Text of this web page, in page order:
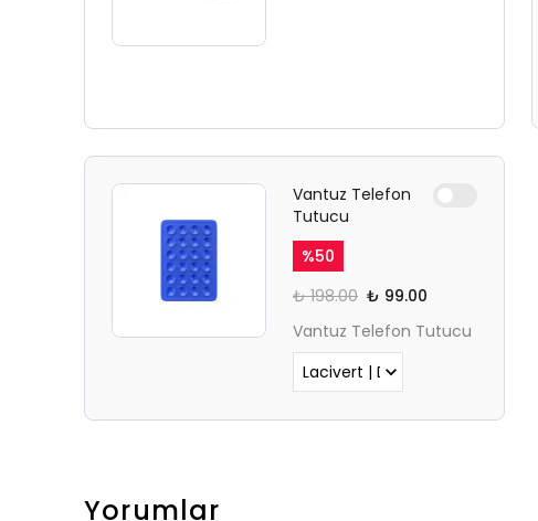
Vantuz Telefon
Tutucu
%50
₺ 198.00 ₺ 99.00
Vantuz Telefon Tutucu
Yorumlar